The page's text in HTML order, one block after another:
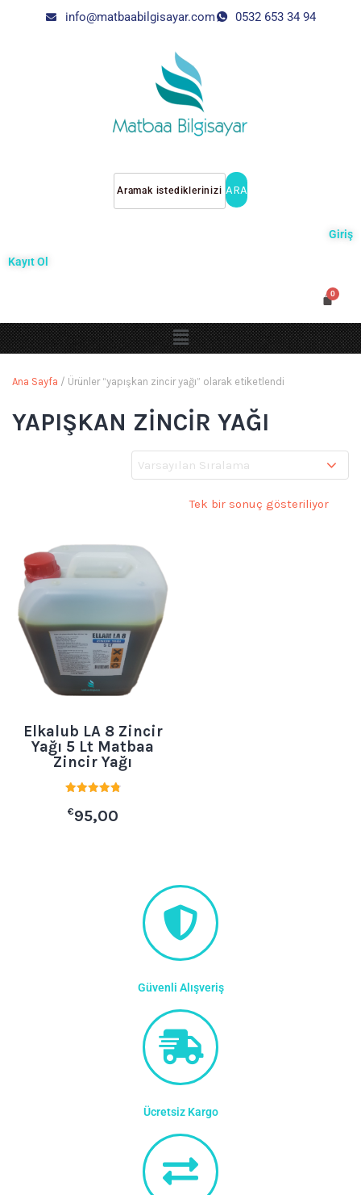
info@matbaabilgisayar.com 0532 653 34 94
ARA
Giriş
Kayıt Ol
Ana Sayfa / Ürünler “yapışkan zincir yağı” olarak etiketlendi
YAPIŞKAN ZINCIR YAĞI
Tek bir sonuç gösteriliyor
Elkalub LA 8 Zincir
Yağı 5 Lt Matbaa
Zincir Yağı
4.88
oy aldı
€95,00
Güvenli Alışveriş
Ücretsiz Kargo